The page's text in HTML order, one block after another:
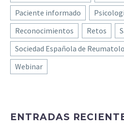
Paciente informado
Reconocimientos
Retos
Sociedad Española de
Webinar
ENTRADAS